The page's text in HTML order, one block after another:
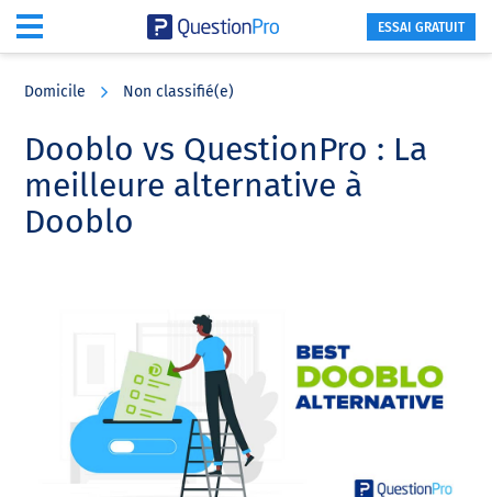
content
sidebar
ESSAI GRATUIT
Domicile Non classifié(e)
Dooblo vs QuestionPro : La
meilleure alternative à
Dooblo